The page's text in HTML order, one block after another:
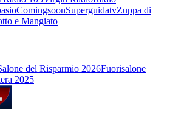
ComingsoonSuperguidatvZuppa di
e Mangiato
del Risparmio 2026Fuorisalone
2025